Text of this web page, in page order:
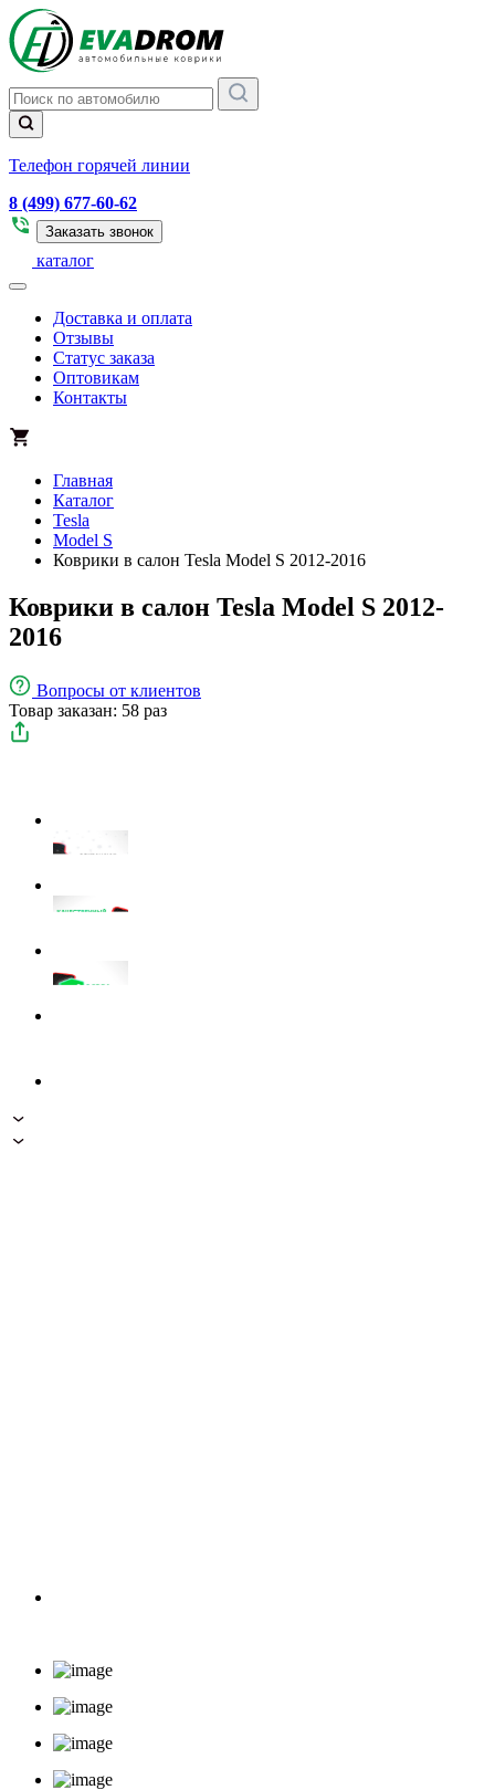
Телефон горячей линии
8 (499) 677-60-62
Заказать звонок
каталог
Доставка и оплата
Отзывы
Статус заказа
Оптовикам
Контакты
Главная
Каталог
Tesla
Model S
Коврики в салон Tesla Model S 2012-2016
Коврики в салон Tesla Model S 2012-
2016
Вопросы от клиентов
Товар заказан: 58 раз